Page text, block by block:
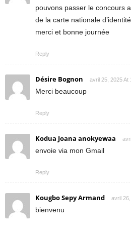
pouvons passer le concours
de la carte nationale
merci et bonne journée
Reply
Désire Bognon avril 25, 2025 At
Merci beaucoup
Reply
Kodua Joana anokyewaa
envoie via mon Gmail
Reply
Kougbo Sepy Armand avril
bienvenu